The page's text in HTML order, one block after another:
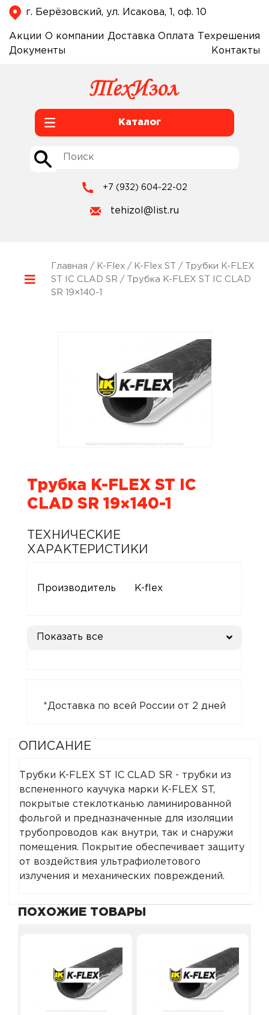
г. Берёзовский, ул. Исакова, 1, оф. 10
Акции О компании Доставка Оплата
Техрешения
Документы
Контакты
Каталог
+7 (932) 604-22-02
tehizol@list.ru
Главная / K-Flex/ K-Flex ST /
Трубки K-FLEX
ST IC CLAD SR / Трубка K-FLEX ST IC CLAD
SR 19×140-1
Трубка K-FLEX ST IC
CLAD SR 19×140-1
ТЕХНИЧЕСКИЕ
ХАРАКТЕРИСТИКИ
Производитель K-flex
Показать все
*Доставка по всей России от 2 дней
ОПИСАНИЕ
Трубки K-FLEX ST IC CLAD SR - трубки из
вспененного каучука марки K-FLEX ST,
покрытые стеклотканью ламинированной
фольгой и предназначенные для изоляции
трубопроводов как внутри, так и снаружи
помещения. Покрытие обеспечивает защиту
от воздействия ультрафиолетового
излучения и механических повреждений.
ПОХОЖИЕ ТОВАРЫ